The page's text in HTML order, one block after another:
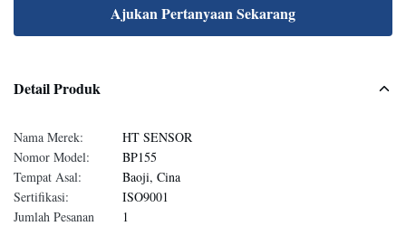
Ajukan Pertanyaan Sekarang
Detail Produk
Nama Merek:
HT SENSOR
Nomor Model:
BP155
Tempat Asal:
Baoji, Cina
Sertifikasi:
ISO9001
Jumlah Pesanan
1